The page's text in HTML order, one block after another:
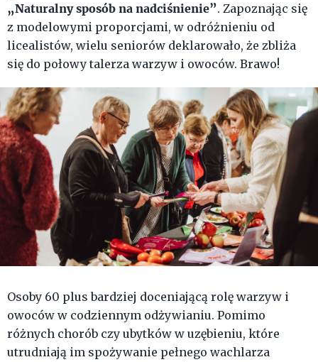
„Naturalny sposób na nadciśnienie”. Zapoznając się
z modelowymi proporcjami, w odróżnieniu od
licealistów, wielu seniorów deklarowało, że zbliża
się do połowy talerza warzyw i owoców. Brawo!
Osoby 60 plus bardziej doceniającą rolę warzyw i
owoców w codziennym odżywianiu. Pomimo
różnych chorób czy ubytków w uzębieniu, które
utrudniają im spożywanie pełnego wachlarza